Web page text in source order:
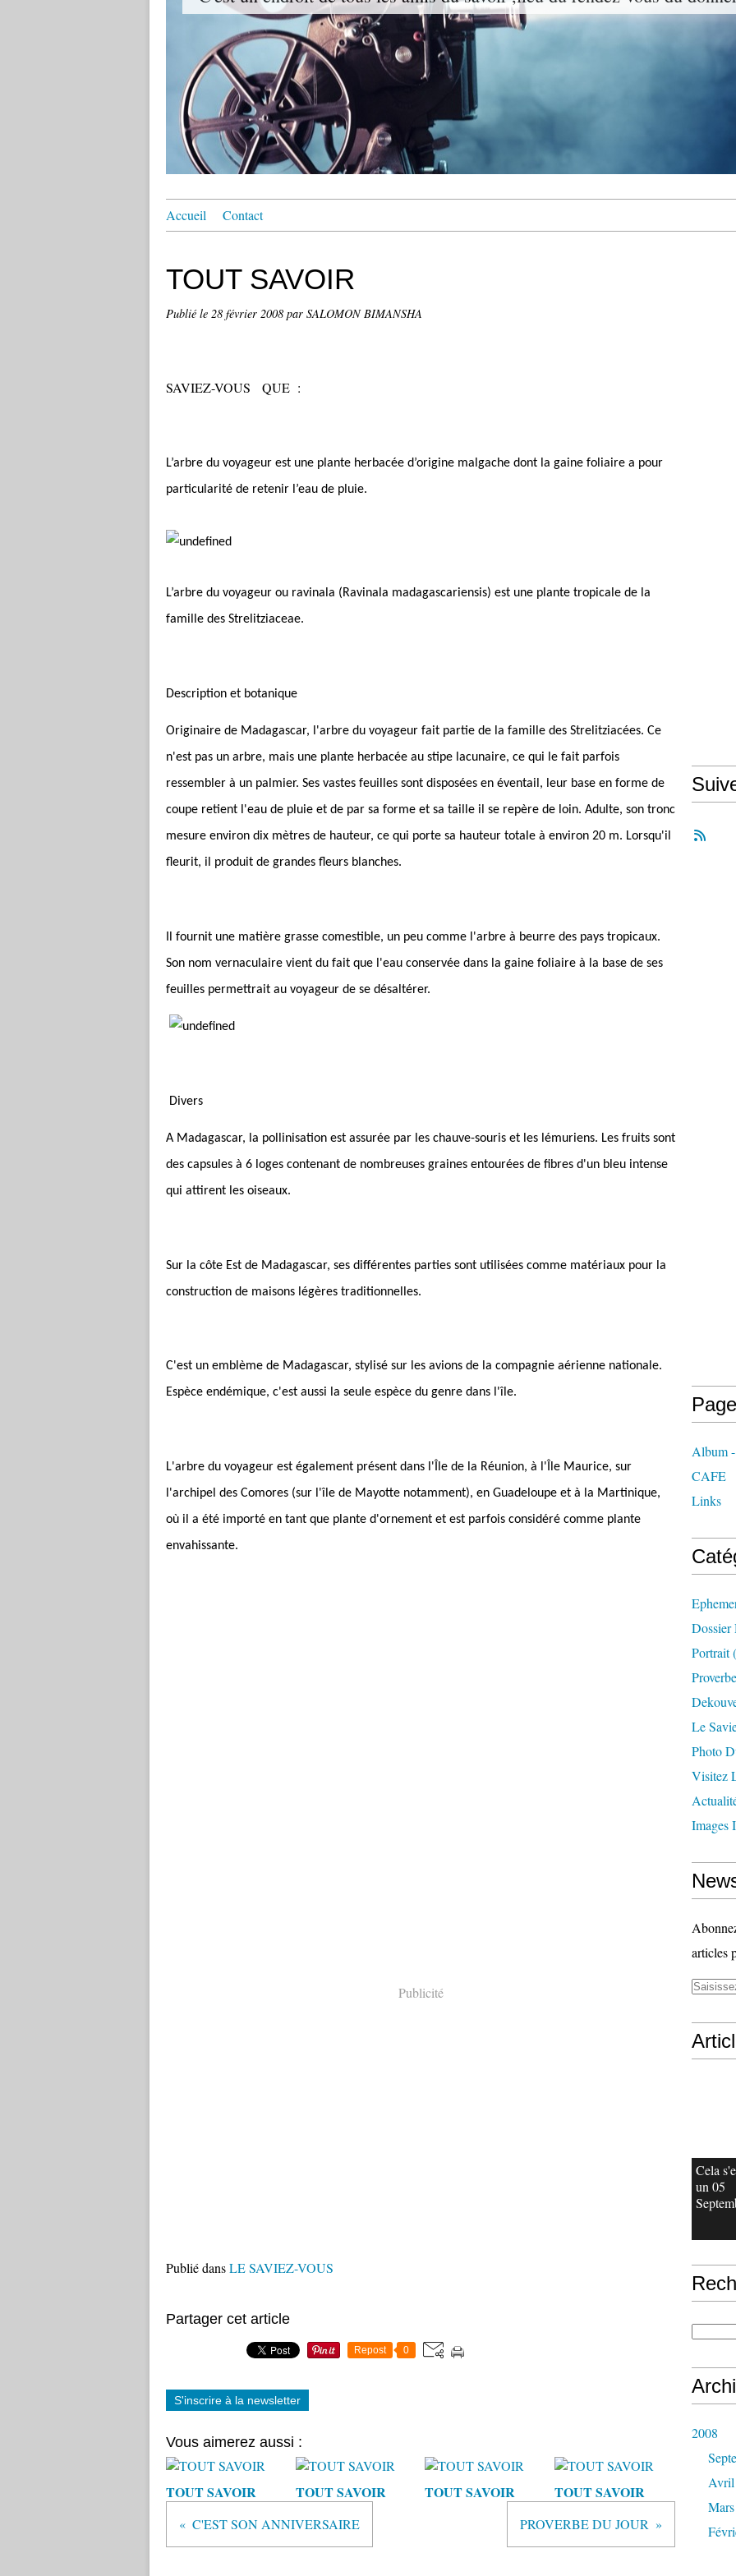
Accueil Contact
TOUT SAVOIR
Publié le 28 février 2008 par SALOMON BIMANSHA
SAVIEZ-VOUS QUE :
L’arbre du voyageur est une plante herbacée d’origine malgache dont la gaine foliaire a pour
particularité de retenir l’eau de pluie.
L’arbre du voyageur ou ravinala (Ravinala madagascariensis) est une plante tropicale de la
famille des Strelitziaceae.
Description et botanique
Originaire de Madagascar, l'arbre du voyageur fait partie de la famille des Strelitziacées. Ce
n'est pas un arbre, mais une plante herbacée au stipe lacunaire, ce qui le fait parfois
ressembler à un palmier. Ses vastes feuilles sont disposées en éventail, leur base en forme de
coupe retient l'eau de pluie et de par sa forme et sa taille il se repère de loin. Adulte, son tronc
mesure environ dix mètres de hauteur, ce qui porte sa hauteur totale à environ 20 m. Lorsqu'il
fleurit, il produit de grandes fleurs blanches.
Il fournit une matière grasse comestible, un peu comme l'arbre à beurre des pays tropicaux.
Son nom vernaculaire vient du fait que l'eau conservée dans la gaine foliaire à la base de ses
feuilles permettrait au voyageur de se désaltérer.
Divers
A Madagascar, la pollinisation est assurée par les chauve-souris et les lémuriens. Les fruits sont
des capsules à 6 loges contenant de nombreuses graines entourées de fibres d'un bleu intense
qui attirent les oiseaux.
Sur la côte Est de Madagascar, ses différentes parties sont utilisées comme matériaux pour la
construction de maisons légères traditionnelles.
C'est un emblème de Madagascar, stylisé sur les avions de la compagnie aérienne nationale.
Espèce endémique, c'est aussi la seule espèce du genre dans l'île.
L'arbre du voyageur est également présent dans l'Île de la Réunion, à l'Île Maurice, sur
l'archipel des Comores (sur l'île de Mayotte notamment), en Guadeloupe et à la Martinique,
où il a été importé en tant que plante d'ornement et est parfois considéré comme plante
envahissante.
Publicité
Publié dansLE SAVIEZ-VOUS
Partager cet article
Repost 0
S'inscrire à la newsletter
Vous aimerez aussi :
TOUT SAVOIR TOUT SAVOIR TOUT SAVOIR TOUT SAVOIR
C'EST SON ANNIVERSAIRE PROVERBE DU JOUR
Album
CAFE
Links
Dossier
Portrait
Le
Photo
Visitez
Images
articles
Cela
un 05
2008
Avril
Mars